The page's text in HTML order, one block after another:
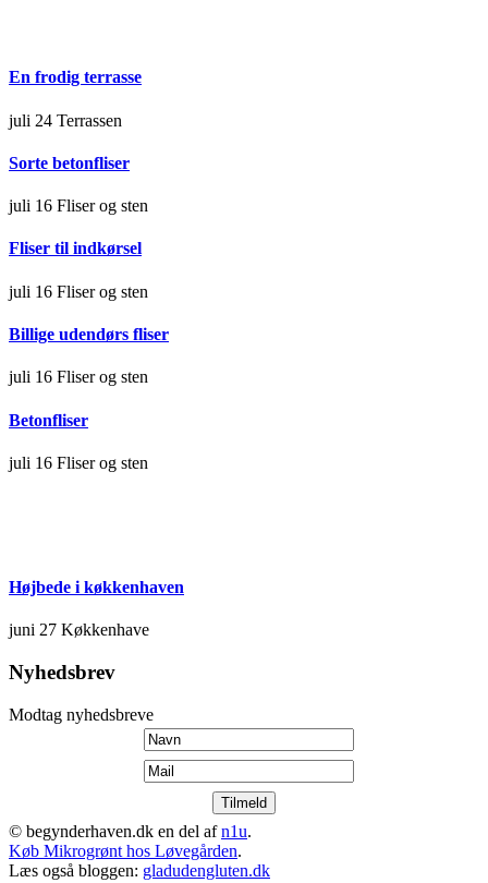
En frodig terrasse
juli 24 Terrassen
Sorte betonfliser
juli 16 Fliser og sten
Fliser til indkørsel
juli 16 Fliser og sten
Billige udendørs fliser
juli 16 Fliser og sten
Betonfliser
juli 16 Fliser og sten
Højbede i køkkenhaven
juni 27 Køkkenhave
Nyhedsbrev
Modtag nyhedsbreve
© begynderhaven.dk en del afn1u.
Køb Mikrogrønt hos Løvegården.
Læs også bloggen: gladudengluten.dk